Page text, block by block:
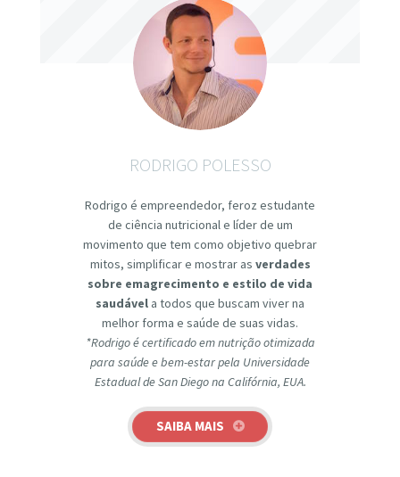
RODRIGO POLESSO
Rodrigo é empreendedor, feroz estudante
de ciência nutricional e líder de um
movimento que tem como objetivo quebrar
mitos, simplificar e mostrar as verdades
sobre emagrecimento e estilo de vida
saudável a todos que buscam viver na
melhor forma e saúde de suas vidas.
*Rodrigo é certificado em nutrição otimizada
para saúde e bem-estar pela Universidade
Estadual de San Diego na Califórnia, EUA.
SAIBA MAIS